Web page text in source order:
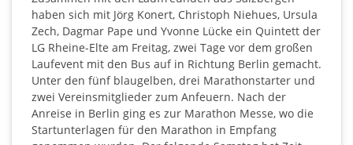
haben sich mit Jörg Konert, Christoph Niehues, Ursula
Zech, Dagmar Pape und Yvonne Lücke ein Quintett der
LG Rheine-Elte am Freitag, zwei Tage vor dem großen
Laufevent mit den Bus auf in Richtung Berlin gemacht.
Unter den fünf blaugelben, drei Marathonstarter und
zwei Vereinsmitglieder zum Anfeuern. Nach der
Anreise in Berlin ging es zur Marathon Messe, wo die
Startunterlagen für den Marathon in Empfang